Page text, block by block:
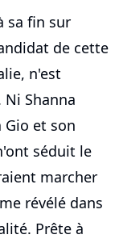
sa fin sur
de cette
n'est
Shanna
Gio et son
séduit le
marcher
révélé dans
Prête à